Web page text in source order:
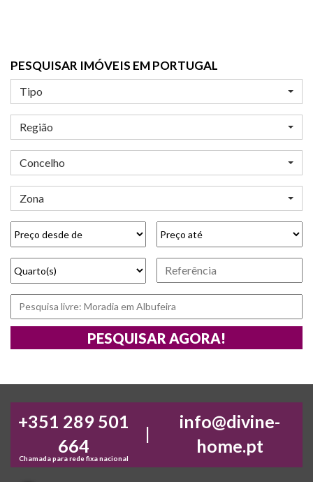
PESQUISAR IMÓVEIS EM PORTUGAL
Tipo
Região
Concelho
Zona
+351 289 501
664
Chamada para rede fixa nacional
|
info@divine-
home.pt